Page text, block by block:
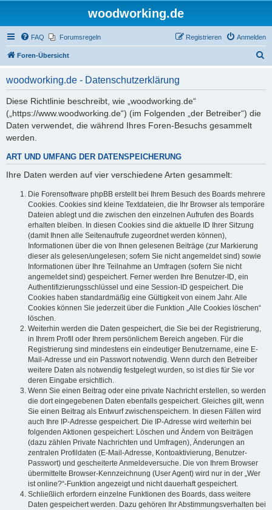
woodworking.de
FAQ Forumsregeln Anmelden
Registrieren
Foren-Übersicht
woodworking.de - Datenschutzerklärung
Diese Richtlinie beschreibt, wie „woodworking.de“
(„https://www.woodworking.de“) (im Folgenden „der Betreiber“) die
Daten verwendet, die während Ihres Foren-Besuchs gesammelt
werden.
ART UND UMFANG DER DATENSPEICHERUNG
Ihre Daten werden auf vier verschiedene Arten gesammelt:
Die Forensoftware phpBB erstellt bei Ihrem Besuch des Boards mehrere
Cookies. Cookies sind kleine Textdateien, die Ihr Browser als temporäre
Dateien ablegt und die zwischen den einzelnen Aufrufen des Boards
erhalten bleiben. In diesen Cookies sind die aktuelle ID Ihrer Sitzung
(damit Ihnen alle Seitenaufrufe zugeordnet werden können),
Informationen über die von Ihnen gelesenen Beiträge (zur Markierung
dieser als gelesen/ungelesen; sofern Sie nicht angemeldet sind) sowie
Informationen über Ihre Teilnahme an Umfragen (sofern Sie nicht
angemeldet sind) gespeichert. Ferner werden Ihre Benutzer-ID, ein
Authentifizierungsschlüssel und eine Session-ID gespeichert. Die
Cookies haben standardmäßig eine Gültigkeit von einem Jahr. Alle
Cookies können Sie jederzeit über die Funktion „Alle Cookies löschen“
löschen.
Weiterhin werden die Daten gespeichert, die Sie bei der Registrierung,
in Ihrem Profil oder Ihrem persönlichem Bereich angeben. Für die
Registrierung sind mindestens ein eindeutiger Benutzername, eine E-
Mail-Adresse und ein Passwort notwendig. Wenn durch den Betreiber
weitere Daten als notwendig festgelegt wurden, so ist dies für Sie vor
deren Eingabe ersichtlich.
Wenn Sie einen Beitrag oder eine private Nachricht erstellen, so werden
die dort eingegebenen Daten ebenfalls gespeichert. Gleiches gilt, wenn
Sie einen Beitrag als Entwurf zwischenspeichern. In diesen Fällen wird
auch Ihre IP-Adresse gespeichert. Die IP-Adresse wird weiterhin bei
folgenden Aktionen gespeichert: Löschen und Ändern von Beiträgen
(dazu zählen Private Nachrichten und Umfragen), Änderungen an
zentralen Profildaten (E-Mail-Adresse, Kontoaktivierung, Benutzer-
Passwort) und gescheiterte Anmeldeversuche. Die von Ihrem Browser
übermittelte Browser-Kennzeichnung (User Agent) wird nur in der „Wer
ist online?“-Funktion angezeigt und nicht dauerhaft gespeichert.
Schließlich erfordern einzelne Funktionen des Boards, dass weitere
Daten gespeichert werden. Dazu gehören Ihr Abstimmungsverhalten bei